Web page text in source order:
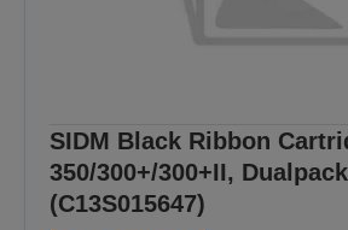
SIDM Black Ribbon
350/300+/300+II, Dualpack
(C13S015647)